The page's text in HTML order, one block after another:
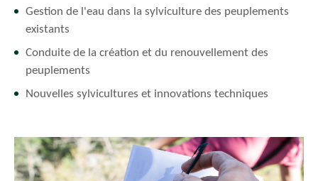
Gestion de l'eau dans la sylviculture des peuplements
existants
Conduite de la création et du renouvellement des
peuplements
Nouvelles sylvicultures et innovations techniques